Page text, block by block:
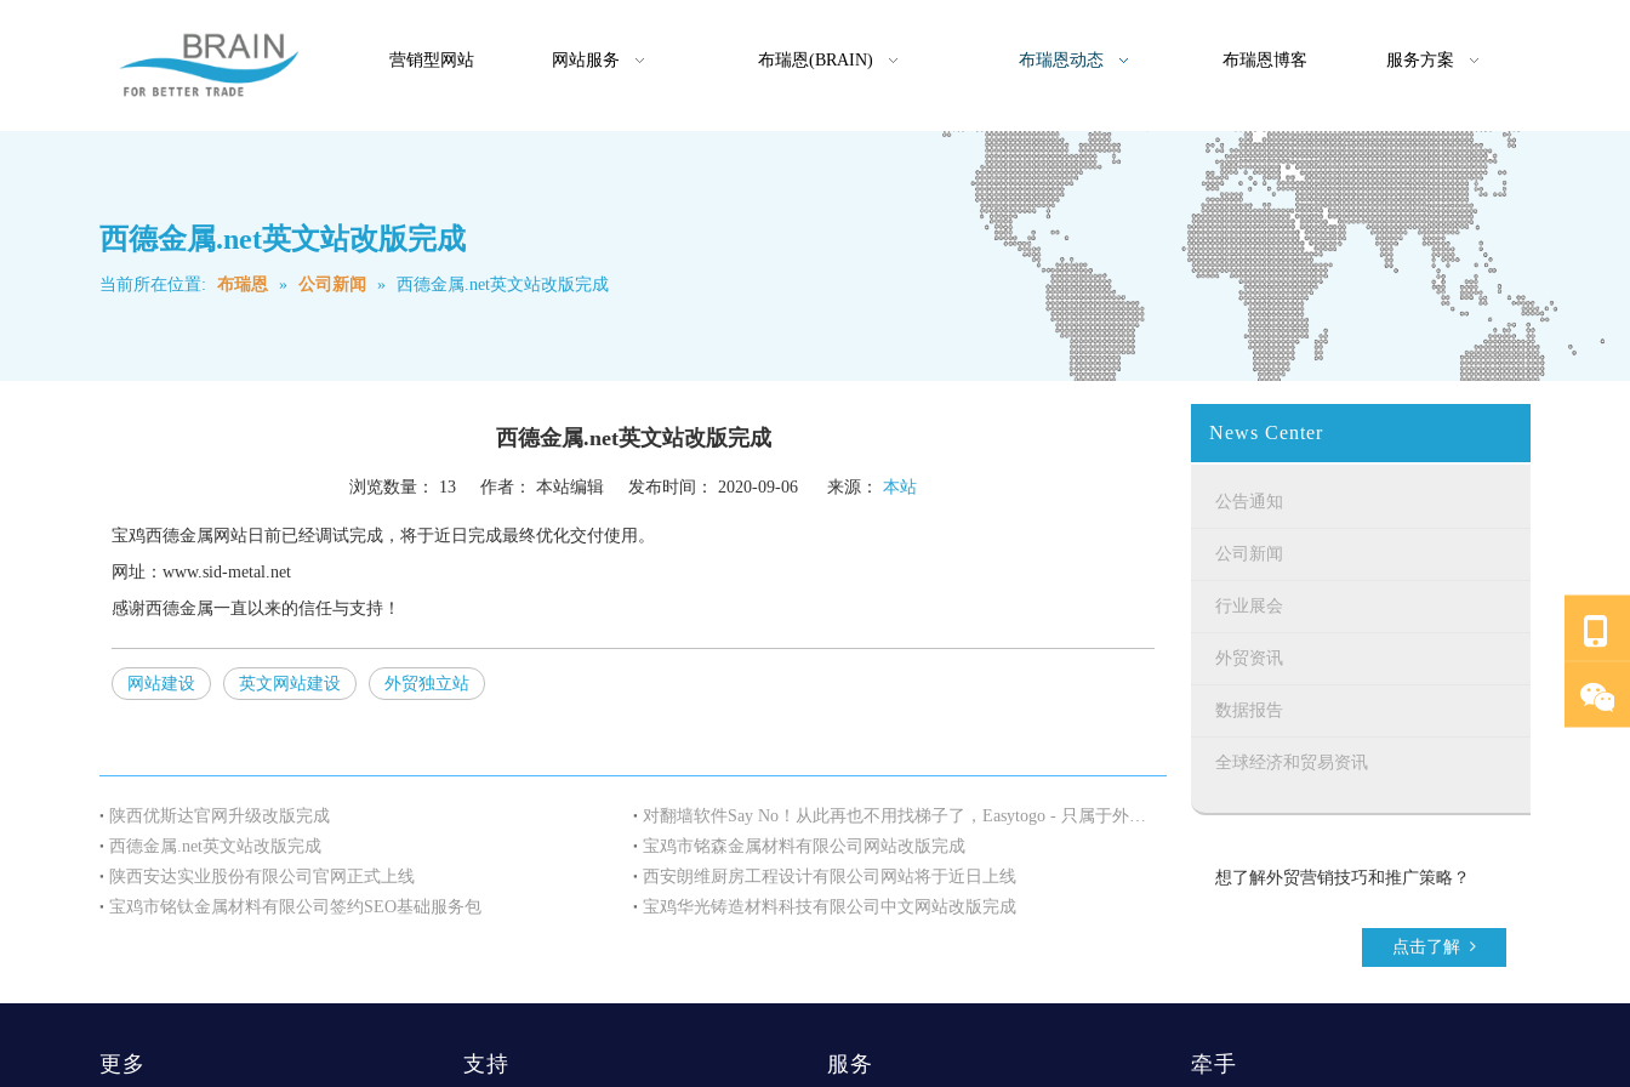
营销型网站 网站服务 布瑞恩(BRAIN) 布瑞恩动态 布瑞恩博客 服务方案
西德金属.net英文站改版完成
当前所在位置: 布瑞恩 » 公司新闻 » 西德金属.net英文站改版完成
西德金属.net英文站改版完成
浏览数量： 13 作者： 本站编辑 发布时间： 2020-09-06 来源： 本站
宝鸡西德金属网站日前已经调试完成，将于近日完成最终优化交付使用。
网址：www.sid-metal.net
感谢西德金属一直以来的信任与支持！
网站建设 英文网站建设 外贸独立站
陕西优斯达官网升级改版完成
西德金属.net英文站改版完成
宝鸡市铭森金属材料有限公司网站改版完成
陕西安达实业股份有限公司官网正式上线
西安朗维厨房工程设计有限公司网站将于近日上线
宝鸡市铭钛金属材料有限公司签约SEO基础服务包
宝鸡华光铸造材料科技有限公司中文网站改版完成
News Center
公告通知
公司新闻
行业展会
外贸资讯
数据报告
全球经济和贸易资讯
想了解外贸营销技巧和推广策略？
点击了解
更多 支持 服务 牵手